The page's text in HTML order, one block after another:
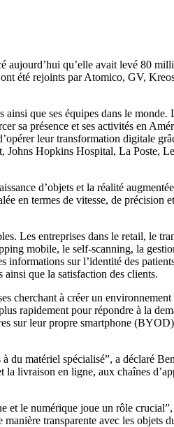
aujourd’hui qu’elle avait levé 80
été rejoints par Atomico, GV,
que ses équipes dans le
sa présence et ses activités en
leur transformation digitale
Johns Hopkins Hospital, La Poste,
d’objets et la réalité
en termes de vitesse, de précision
Les entreprises dans le retail, le
mobile, le self-scanning, la
sur l’identité des
ainsi que la satisfaction des clients.
cherchant à créer un
rapidement pour répondre à la
sur leur propre smartphone
du matériel spécialisé”, a déclaré
la livraison en ligne, aux chaînes
et le numérique joue un rôle
transparente avec les objets